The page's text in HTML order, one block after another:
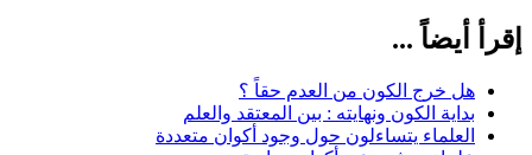
إقرأ أيضاً ...
هل خرج الكون من العدم حقاً ؟
بداية الكون ونهايته : بين المعتقد والعلم
العلماء يتساءلون حول وجود أكوان متعددة